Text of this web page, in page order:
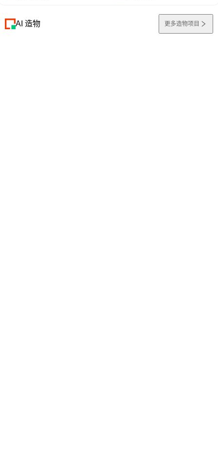
AI 造物 更多造物项目